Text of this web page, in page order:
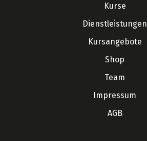
Kurse
Dienstleistungen
Kursangebote
Shop
Team
Impressum
AGB